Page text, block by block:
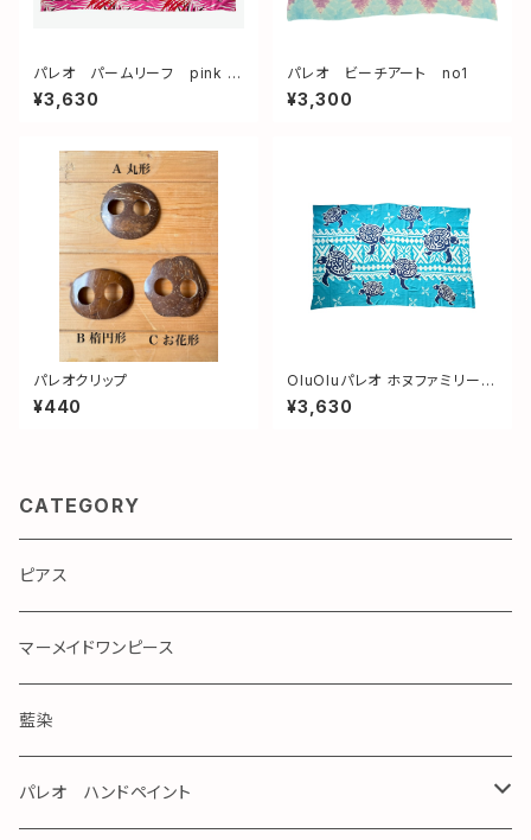
パレオ パームリーフ pink &
red
¥3,630
パレオ ビーチアート no1
¥3,300
パレオクリップ
¥440
OluOluパレオ ホヌファミリー
Blue
¥3,630
CATEGORY
ピアス
マーメイドワンピース
藍染
パレオ ハンドペイント